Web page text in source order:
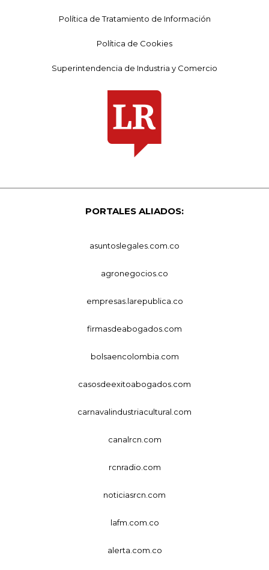
Política de Tratamiento de Información
Política de Cookies
Superintendencia de Industria y Comercio
PORTALES ALIADOS:
asuntoslegales.com.co
agronegocios.co
empresas.larepublica.co
firmasdeabogados.com
bolsaencolombia.com
casosdeexitoabogados.com
carnavalindustriacultural.com
canalrcn.com
rcnradio.com
noticiasrcn.com
lafm.com.co
alerta.com.co